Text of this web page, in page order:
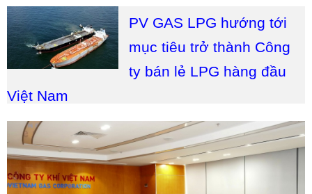
PV GAS LPG hướng tới
mục tiêu trở thành Công
ty bán lẻ LPG hàng đầu
Việt Nam